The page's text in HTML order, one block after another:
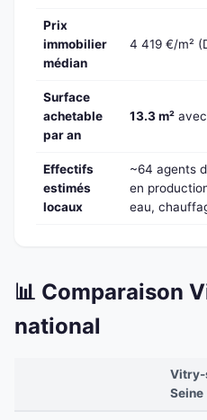
Prix
immobilier
médian
4 419 €/m²
Surface
achetable
par an
13.3 m²
Effectifs
estimés
locaux
~64 agents
en
eau,
📊 Comparaison
national
Seine